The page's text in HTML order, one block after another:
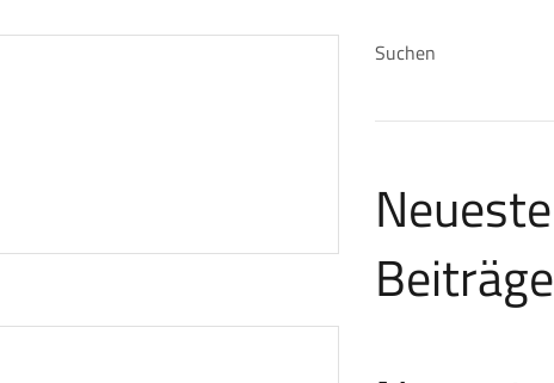
Suchen
Neueste
Beiträge